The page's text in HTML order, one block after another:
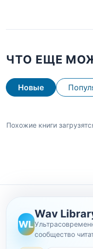
ЧТО ЕЩЕ
Новые
Похожие книги
WL
Wav
сообщество